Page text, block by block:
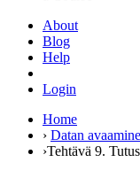
About
Blog
Help
Login
Home
› Datan
›Tehtävä 9.